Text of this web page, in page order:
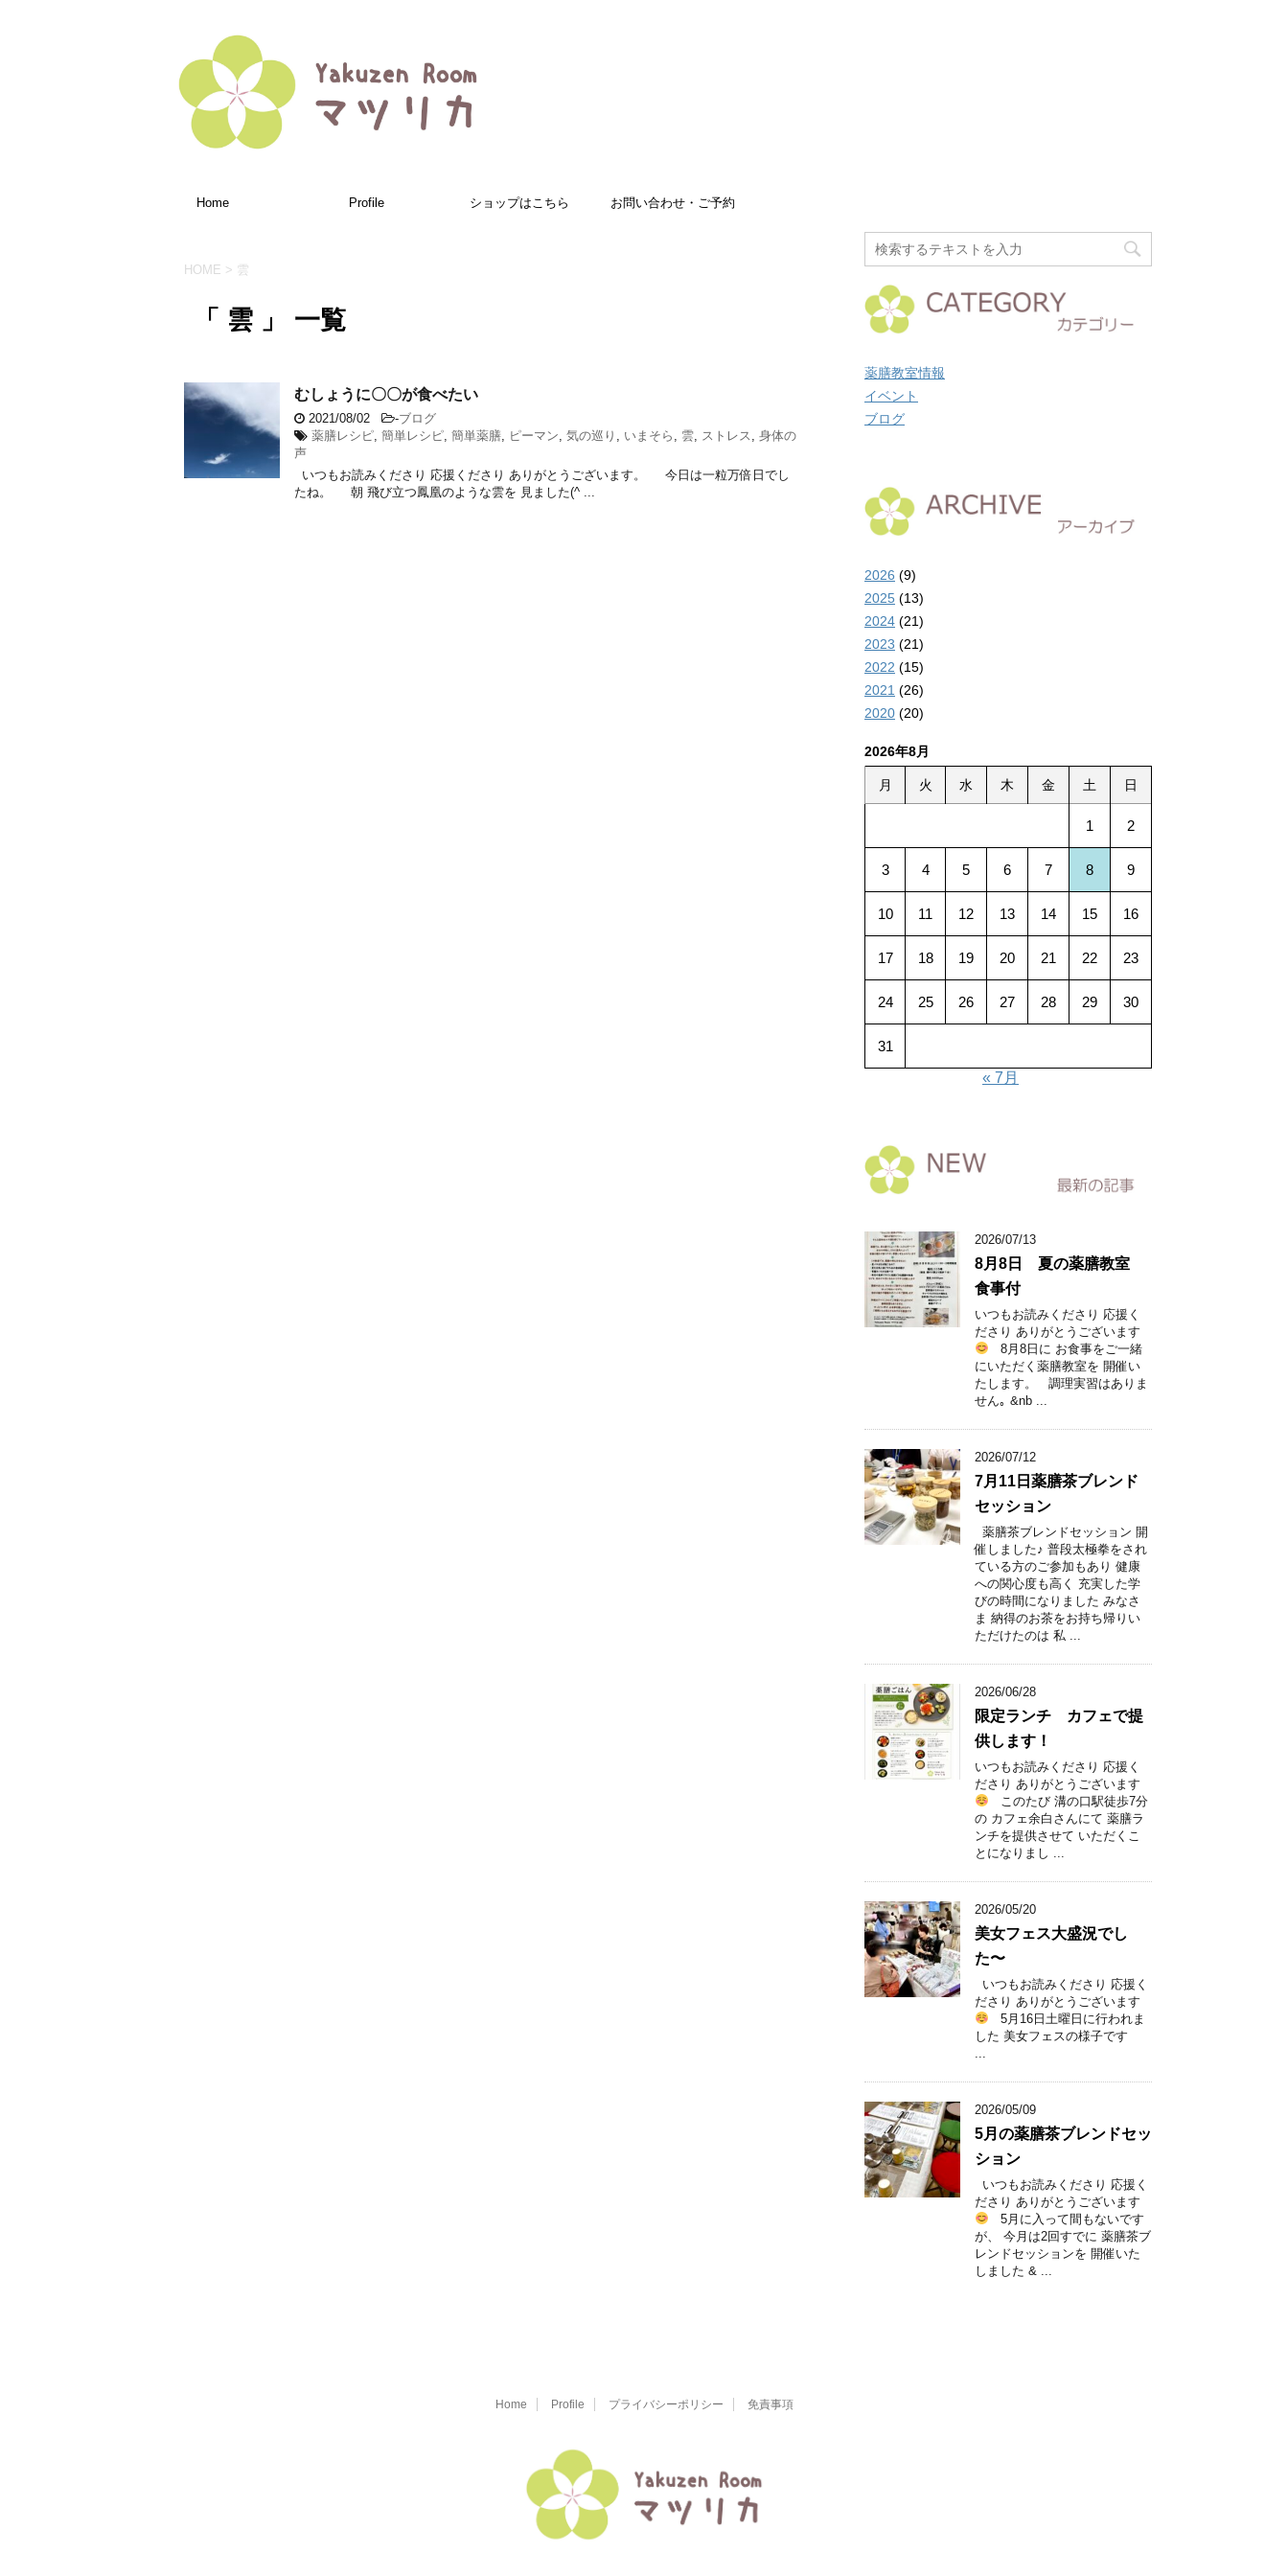
Home Profile ショップはこちら お問い合わせ・ご予約
HOME > 雲
「 雲 」 一覧
むしょうに〇〇が食べたい
2021/08/02 -ブログ
薬膳レシピ, 簡単レシピ, 簡単薬膳, ピーマン, 気の巡り , いまそら , 雲, ストレス , 身体の
声
いつもお読みくださり 応援くださり ありがとうございます。 今日は一粒万倍日でし
たね。 朝 飛び立つ鳳凰のような雲を 見ました(^ ...
薬膳教室情報
イベント
ブログ
2026 (9)
2025 (13)
2024 (21)
2023 (21)
2022 (15)
2021 (26)
2020 (20)
2026年8月
月 火 水 木 金 土 日
1 2
3 4 5 6 7 8 9
10 11 12 13 14 15 16
17 18 19 20 21 22 23
24 25 26 27 28 29 30
31
« 7月
2026/07/13
8月8日 夏の薬膳教室
食事付
いつもお読みくださり 応援く
ださり ありがとうございます
8月8日に お食事をご一緒
にいただく薬膳教室を 開催い
たします。 調理実習はありま
せん｡ &nb ...
2026/07/12
7月11日薬膳茶ブレンド
セッション
薬膳茶ブレンドセッション 開
催しました♪ 普段太極拳をされ
ている方のご参加もあり 健康
への関心度も高く 充実した学
びの時間になりました みなさ
ま 納得のお茶をお持ち帰りい
ただけたのは 私 ...
2026/06/28
限定ランチ カフェで提
供します！
いつもお読みくださり 応援く
ださり ありがとうございます
このたび 溝の口駅徒歩7分
の カフェ余白さんにて 薬膳ラ
ンチを提供させて いただくこ
とになりまし ...
2026/05/20
美女フェス大盛況でし
た〜
いつもお読みくださり 応援く
ださり ありがとうございます
5月16日土曜日に行われま
した 美女フェスの様子です
...
2026/05/09
5月の薬膳茶ブレンドセッ
ション
いつもお読みくださり 応援く
ださり ありがとうございます
5月に入って間もないです
が、 今月は2回すでに 薬膳茶ブ
レンドセッションを 開催いた
しました & ...
Home Profile プライバシーポリシー 免責事項